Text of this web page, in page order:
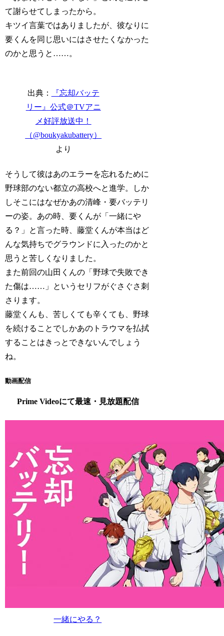
て謝らせてしまったから。
キツイ言葉ではありましたが、彼なりに
要くんを同じ思いにはさせたくなかった
のかと思うと……。
出典：
『忘却バッテ
リー』公式＠TVアニ
メ好評放送中！
（@boukyakubattery）
より
そうして彼はあのエラーを忘れるために
野球部のない都立の高校へと進学。しか
しそこにはなぜかあの清峰・要バッテリ
ーの姿。あの時、要くんが「一緒にや
る？」と言った時、藤堂くんが本当はど
んな気持ちでグラウンドに入ったのかと
思うと苦しくなりました。
また前回の山田くんの「野球で失敗でき
た傷は……」というセリフがぐさぐさ刺
さります。
藤堂くんも、苦しくても辛くても、野球
を続けることでしかあのトラウマを払拭
することはきっとできないんでしょう
ね。
動画配信
Prime Videoにて最速・見放題配信
一緒にやる？